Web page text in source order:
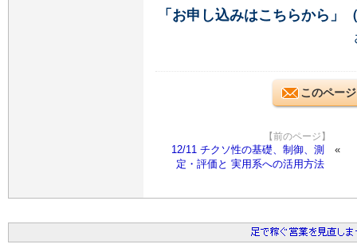
「お申し込みはこちらから」
このペー
【前のページ】
12/11 チクソ性の基礎、制御、測
定・評価と 実用系への活用方法